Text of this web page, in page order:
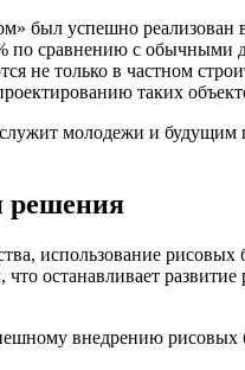
был успешно реализован
по сравнению с обычными
не только в частном
таких
молодежи и будущим
решения
использование
что останавливает
внедрению рисовых